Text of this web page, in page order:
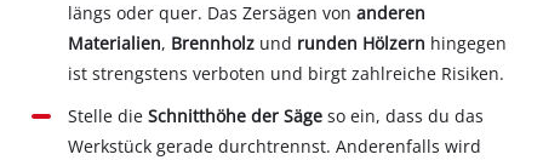
längs oder quer. Das Zersägen vonanderen
Materialien, Brennholz und runden Hölzern hingegen
ist strengstens verboten und birgt zahlreiche Risiken.
Stelle dieSchnitthöhe der Säge so ein, dass du das
Werkstück gerade durchtrennst. Anderenfalls wird